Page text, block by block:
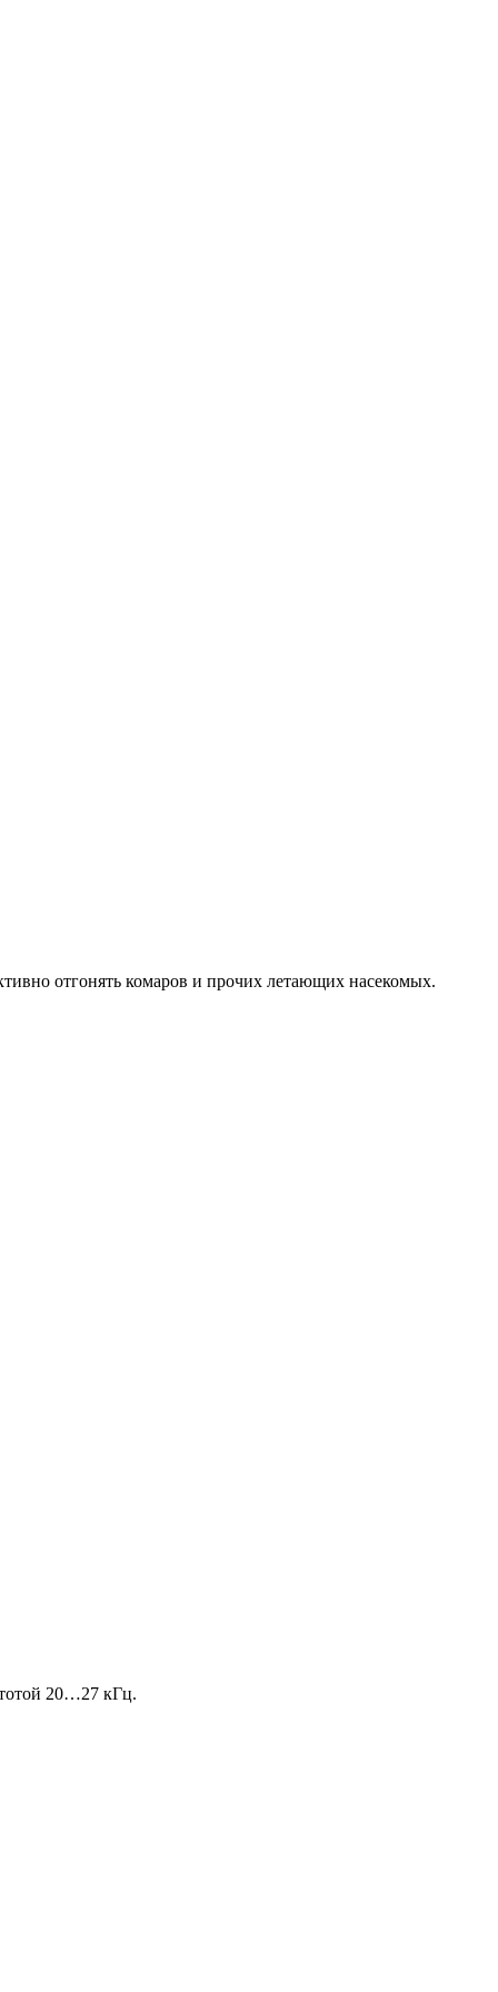
отгонять комаров и прочих летающих насекомых.
20…27 кГц.